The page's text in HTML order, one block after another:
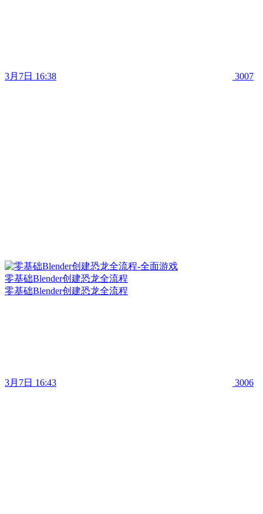
3月7日 16:38 3007
零基础Blender创建恐龙全流程
零基础Blender创建恐龙全流程
3月7日 16:43 3006